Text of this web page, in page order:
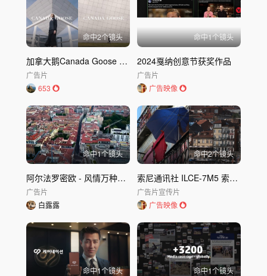
命中2个镜头
加拿大鹅Canada Goose 创意广告 Lofted Wool
广告片
653
命中1个镜头
2024戛纳创意节获奖作品
广告片
广告映像
命中1个镜头
阿尔法罗密欧 - 风情万种的意大利 汽车广告
广告片
白露露
命中2个镜头
索尼通讯社 ILCE-7M5 索尼发布全画幅微单新基准 Alpha 7 V202
广告片宣传片
广告映像
命中1个镜头 命中1个镜头